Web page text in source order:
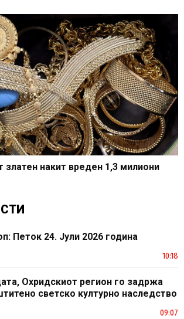
накит вреден 1,3 милиони
Петок 24. Јули 2026 година
10:18
Охридскиот регион го задржа
светско културно наследство
09:07